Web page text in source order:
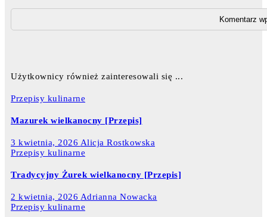
Użytkownicy również zainteresowali się ...
Przepisy kulinarne
Mazurek wielkanocny [Przepis]
3 kwietnia, 2026 Alicja Rostkowska
Przepisy kulinarne
Tradycyjny Żurek wielkanocny [Przepis]
2 kwietnia, 2026 Adrianna Nowacka
Przepisy kulinarne